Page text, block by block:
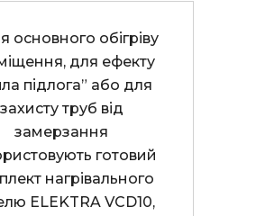
для ефекту
підлога” або для
захисту труб від
замерзання
готовий
нагрівального
ELEKTRA VCD10,